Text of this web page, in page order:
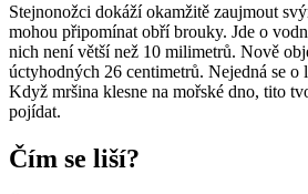
Stejnonožci dokáží okamžitě zaujmout
mohou připomínat obří brouky. Jde o
nich není větší než 10 milimetrů. Nově
úctyhodných 26 centimetrů. Nejedná se o
Když mršina klesne na mořské dno, tito
pojídat.
Čím se liší?